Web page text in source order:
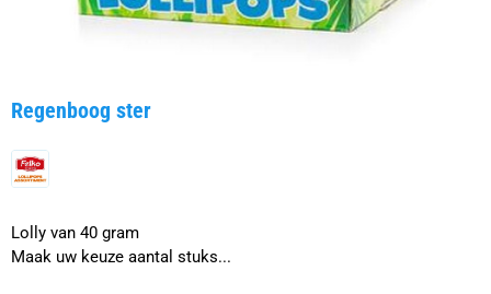
Regenboog ster
Lolly van 40 gram
Maak uw keuze aantal stuks...